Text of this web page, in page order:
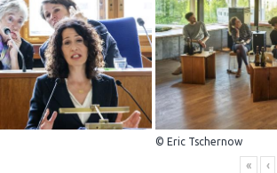
© Eric Tschernow
« ‹